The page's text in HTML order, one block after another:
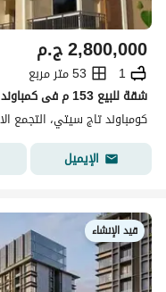
ج.م2,800,000
1
53 متر مربع
كومباوند تاج سيتي، التجمع
الإيميل
قيد الإنشاء